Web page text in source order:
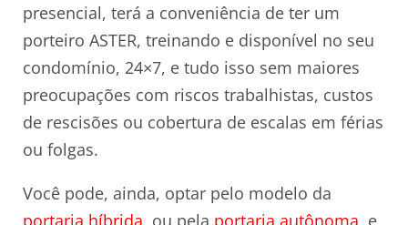
presencial, terá a conveniência de ter um
porteiro ASTER, treinando e disponível no seu
condomínio, 24×7, e tudo isso sem maiores
preocupações com riscos trabalhistas, custos
de rescisões ou cobertura de escalas em férias
ou folgas.
Você pode, ainda, optar pelo modelo da